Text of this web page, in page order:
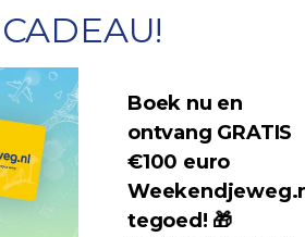
Boek nu en
ontvang GRATIS
€100 euro
tegoed! 🎁